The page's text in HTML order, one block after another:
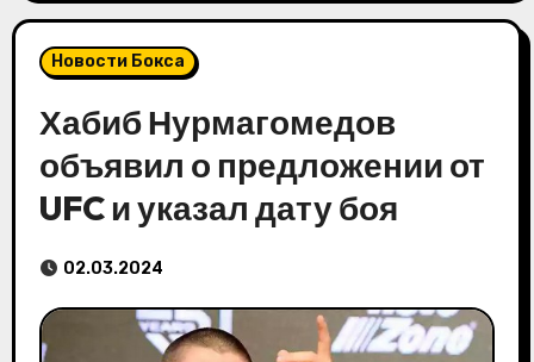
Новости Бокса
Хабиб Нурмагомедов
объявил о предложении от
UFC и указал дату боя
02.03.2024